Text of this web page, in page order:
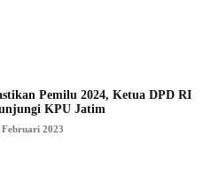
Pemilu 2024, Ketua DPD RI
KPU Jatim
Februari 2023